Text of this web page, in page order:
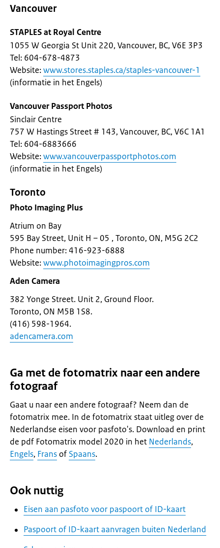
Vancouver
STAPLES at Royal Centre
1055 W Georgia St Unit 220, Vancouver, BC, V6E 3P3
Tel: 604-678-4873
Website:www.stores.staples.ca/staples-vancouver-1
(informatie in het Engels)
Vancouver Passport Photos
Sinclair Centre
757 W Hastings Street # 143, Vancouver, BC, V6C 1A1
Tel: 604-6883666
Website:www.vancouverpassportphotos.com
(informatie in het Engels)
Toronto
Photo Imaging Plus
Atrium on Bay
595 Bay Street, Unit H – 05 , Toronto, ON, M5G 2C2
Phone number: 416-923-6888
Website:www.photoimagingpros.com
Aden Camera
382 Yonge Street. Unit 2, Ground Floor.
Toronto, ON M5B 1S8.
(416) 598-1964.
adencamera.com
Ga met de fotomatrix naar een andere
fotograaf
Gaat u naar een andere fotograaf? Neem dan de
fotomatrix mee. In de fotomatrix staat uitleg over de
Nederlandse eisen voor pasfoto's. Download en print
de pdf Fotomatrix model 2020 in het Nederlands,
Engels, Frans of Spaans.
Ook nuttig
Eisen aan pasfoto voor paspoort of ID-kaart
Paspoort of ID-kaart aanvragen buiten Nederland